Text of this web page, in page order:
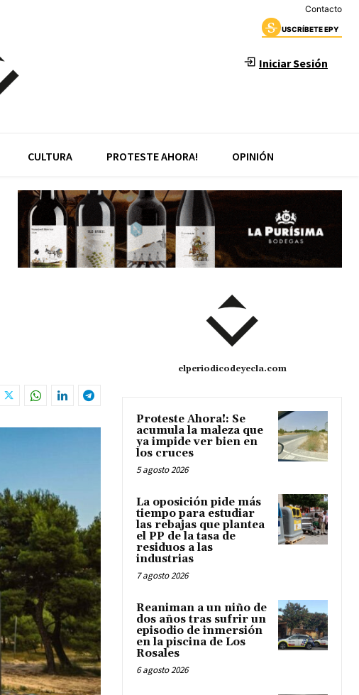
Contacto
USCRÍBETE EPY
Iniciar Sesión
CULTURA PROTESTE AHORA! OPINIÓN
elperiodicodeyecla.com
Proteste Ahora!: Se
acumula la maleza que
ya impide ver bien en
los cruces
5 agosto 2026
La oposición pide más
tiempo para estudiar
las rebajas que plantea
el PP de la tasa de
residuos a las
industrias
7 agosto 2026
Reaniman a un niño de
dos años tras sufrir un
episodio de inmersión
en la piscina de Los
Rosales
6 agosto 2026